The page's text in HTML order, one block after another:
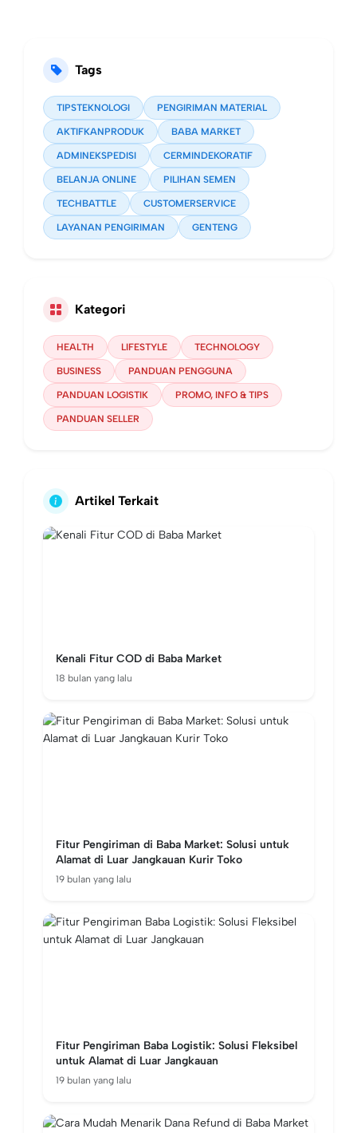
Tags
TIPSTEKNOLOGI PENGIRIMAN MATERIAL
AKTIFKANPRODUK BABA MARKET
ADMINEKSPEDISI CERMINDEKORATIF
BELANJA ONLINE PILIHAN SEMEN
TECHBATTLE CUSTOMERSERVICE
LAYANAN PENGIRIMAN GENTENG
Kategori
HEALTH LIFESTYLE TECHNOLOGY
BUSINESS PANDUAN PENGGUNA
PANDUAN LOGISTIK PROMO, INFO & TIPS
PANDUAN SELLER
Artikel Terkait
Kenali Fitur COD di Baba Market
18 bulan yang lalu
Fitur Pengiriman di Baba Market: Solusi untuk
Alamat di Luar Jangkauan Kurir Toko
19 bulan yang lalu
Fitur Pengiriman Baba Logistik: Solusi Fleksibel
untuk Alamat di Luar Jangkauan
19 bulan yang lalu